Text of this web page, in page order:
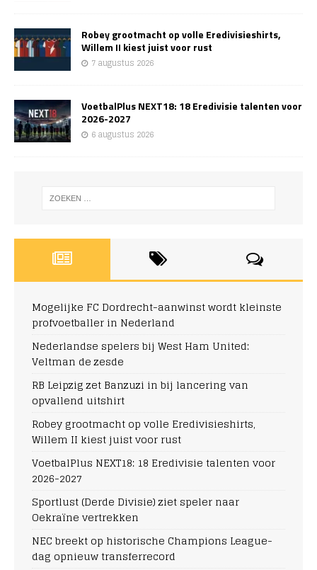
Robey grootmacht op volle Eredivisieshirts,
Willem II kiest juist voor rust
7 augustus 2026
VoetbalPlus NEXT18: 18 Eredivisie talenten voor
2026-2027
6 augustus 2026
Mogelijke FC Dordrecht-aanwinst wordt kleinste
profvoetballer in Nederland
Nederlandse spelers bij West Ham United:
Veltman de zesde
RB Leipzig zet Banzuzi in bij lancering van
opvallend uitshirt
Robey grootmacht op volle Eredivisieshirts,
Willem II kiest juist voor rust
VoetbalPlus NEXT18: 18 Eredivisie talenten voor
2026-2027
Sportlust (Derde Divisie) ziet speler naar
Oekraïne vertrekken
NEC breekt op historische Champions League-
dag opnieuw transferrecord